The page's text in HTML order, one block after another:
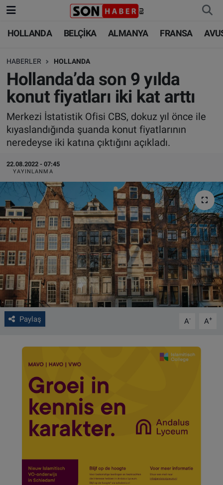
HOLLANDA BELÇİKA ALMANYA FRANSA
HABERLER HOLLANDA
Hollanda’da son 9 yılda
konut fiyatları iki kat arttı
Merkezi İstatistik Ofisi CBS, dokuz yıl önce ile
kıyaslandığında şuanda konut fiyatlarının
neredeyse iki katına çıktığını açıkladı.
22.08.2022 - 07:45
YAYINLANMA
Paylaş A- A+
HOLLANDA
BELÇİKA
ALMANYA
FRANSA
AVUSTURYA
SAĞLIK - YAŞAM
BİLİM-TEKNOLOJİ
HOLLANDA
BELÇİKA
ALMANYA
TÜRKİYE
DÜNYA
BİLİM-TEKNOLOJİ
SAĞLIK
FOTO GALERİ
VIDEO GALERİ
ALGEMENE VOORWAARDEN
CONTACT
Çerez Politikası
Nöbetçi Eczaneler
Hava Durumu
Trafik Durumu
Süper Lig Puan Durumu ve Fikstür
Tüm Manşetler
Son Dakika Haberleri
Haber Arşivi